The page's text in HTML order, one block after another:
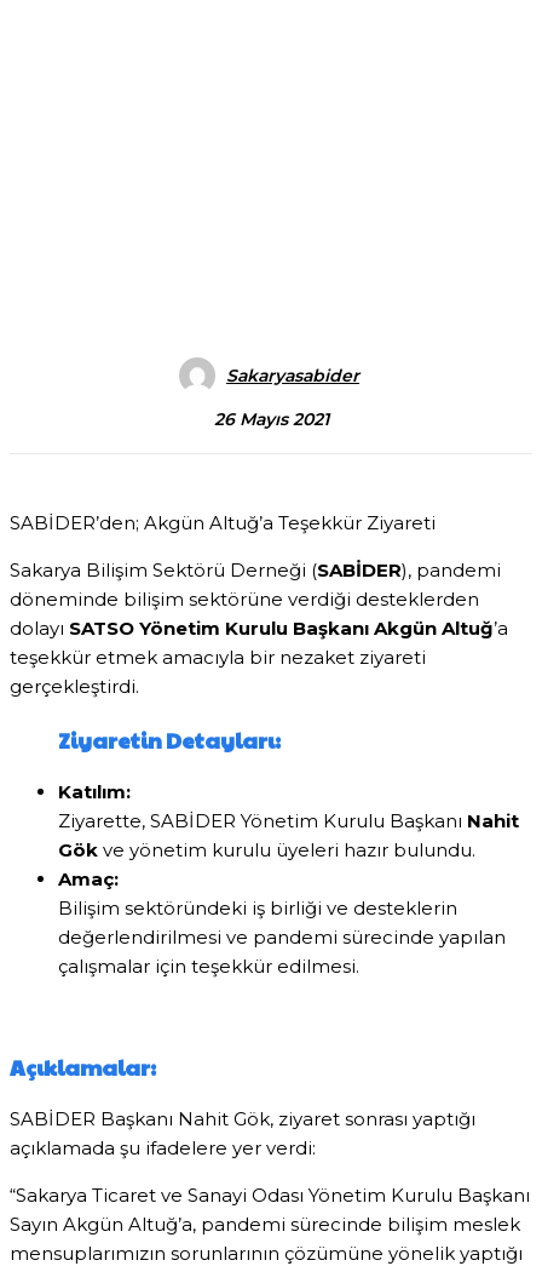
Sakaryasabider
26 Mayıs 2021
SABİDER’den; Akgün Altuğ’a Teşekkür Ziyareti
Sakarya Bilişim Sektörü Derneği (SABİDER), pandemi
döneminde bilişim sektörüne verdiği desteklerden
dolayı SATSO Yönetim Kurulu Başkanı Akgün Altuğ’a
teşekkür etmek amacıyla bir nezaket ziyareti
gerçekleştirdi.
Ziyaretin Detayları:
Katılım:
Ziyarette, SABİDER Yönetim Kurulu Başkanı Nahit
Gök ve yönetim kurulu üyeleri hazır bulundu.
Amaç:
Bilişim sektöründeki iş birliği ve desteklerin
değerlendirilmesi ve pandemi sürecinde yapılan
çalışmalar için teşekkür edilmesi.
Açıklamalar:
SABİDER Başkanı Nahit Gök, ziyaret sonrası yaptığı
açıklamada şu ifadelere yer verdi:
“Sakarya Ticaret ve Sanayi Odası Yönetim Kurulu Başkanı
Sayın Akgün Altuğ’a, pandemi sürecinde bilişim meslek
mensuplarımızın sorunlarının çözümüne yönelik yaptığı